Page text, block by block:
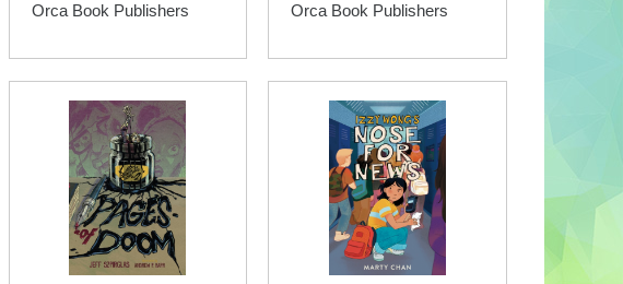
Orca Book Publishers
Orca Book Publishers